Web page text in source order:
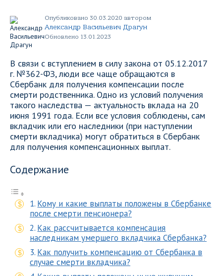
Опубликовано 30.03.2020 автором
Александр Васильевич Драгун
Обновлено 13.01.2023
В связи с вступлением в силу закона от 05.12.2017
г. №362-ФЗ, люди все чаще обращаются в
Сбербанк для получения компенсации после
смерти родственника. Одно из условий получения
такого наследства — актуальность вклада на 20
июня 1991 года. Если все условия соблюдены, сам
вкладчик или его наследники (при наступлении
смерти вкладчика) могут обратиться в Сбербанк
для получения компенсационных выплат.
Содержание
Кому и какие выплаты положены в Сбербанке
после смерти пенсионера?
Как рассчитывается компенсация
наследникам умершего вкладчика Сбербанка?
Как получить компенсацию от Сбербанка в
случае смерти вкладчика?